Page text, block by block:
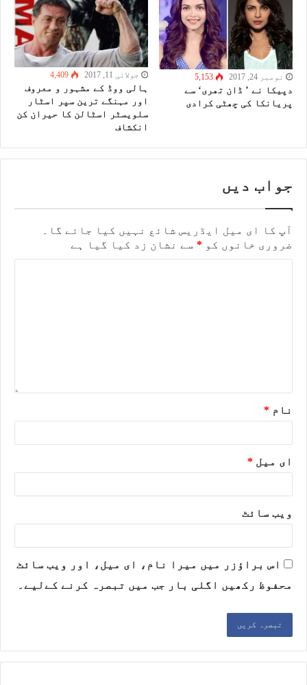
نومبر 24, 2017 5,153
دپیکا نے ’ ڈان تھری‘ سے
پریانکا کی چھٹی کرادی
جولائی 11, 2017 4,409
ہالی ووڈ کے مشہور و معروف
اور مہنگے ترین سپر اسٹار
سلویسٹر اسٹالن کا حیران کن
انکشاف
جواب دیں
آپ کا ای میل ایڈریس شائع نہیں کیا جائے گا۔
ضروری خانوں کو * سے نشان زد کیا گیا ہے
نام *
ای میل *
ویب‌ سائٹ
اس براؤزر میں میرا نام، ای میل، اور ویب سائٹ
محفوظ رکھیں اگلی بار جب میں تبصرہ کرنے کےلیے۔